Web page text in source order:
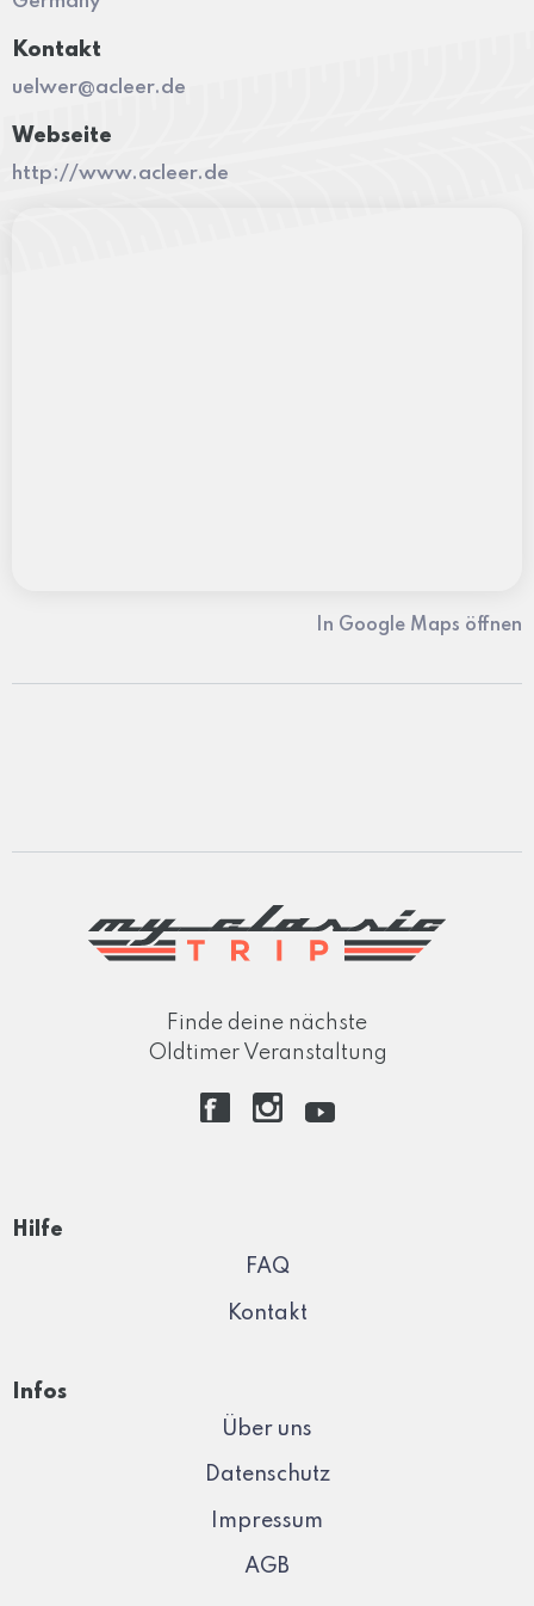
Kontakt
uelwer@acleer.de
Webseite
http://www.acleer.de
In Google Maps öffnen
Finde deine nächste
Oldtimer Veranstaltung
Hilfe
FAQ
Kontakt
Infos
Über uns
Datenschutz
Impressum
AGB